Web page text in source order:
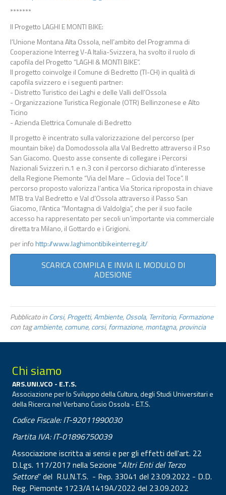
*******
Il Progetto LAGHI E MONTI BIKE:
l’Unione Montana Alta Ossola, nell’ambito del Programma di
Cooperazione Interreg V-A Italia-Svizzera, ha svolto il ruolo di
capofila del Progetto “LAGHI & MONTI BIKE”.
Il progetto coinvolge il Comune di Bedretto (TI-CH) in qualità di
capofila svizzero e i seguenti partner:
- Distretto Turistico dei Laghi e delle Valli dell’Ossola
- Organizzazione Turistica Regionale (OTR) Bellinzonese e Alto
Ticino
-Azienda Elettrica Comunale di Bedretto
Il progetto è incentrato sulla valorizzazione del percorso (per
mountain bike) da Domodossola allaVal Bedretto attraverso il P.so
San Giacomo. Questo asse consente di collegare i Percorsi
Nazionali Svizzeri n.1 e n.3 con il percorso dichiarato d’interesse
dellaRegione Piemonte “Via del Mare – Ciclovia del Toce”. Il
percorso proposto valorizza l’antica Via Storica riproposta in chiave
MTB traVal Bedretto e Val d’Ossolaattraverso il Passo San
Giacomo, l’Antica “Montagna di Valdolgia”, che per il suo facile
accesso ha rappresentato per secoli un’importante via commerciale
direttatraMilano, il Gottardo e i Grigioni.
per infohttp://www.laghimontibikeinterreg.it/
SCARICA COMPILA E INVIA IL MODULO DI
ADESIONE
Pubblicato inCorsi,Progetti,Ambiente,Ossola, Territorio,Formazione
con tagambiente,comune,corsi,formazione,montagna,provincia
Chi siamo
ARS.UNI.VCO - E.T.S.
Associazione per lo Sviluppo della Cultura, degli Studi Universitari e
della Ricerca nel Verbano Cusio Ossola - E.T.S.
Codice Fiscale: IT-92011990030
Partita IVA: IT-01896750039
Associazione iscritta ai sensi e per gli effetti dell'art. 22
D.Lgs. 117/2017 nella Sezione "Altri Enti del Terzo
Settore" del R.U.N.T.S. - Rep. 33041 del 23.09.2022 - D.D.
Reg. Piemonte 1723/A1419A/2022 del 23.09.2022